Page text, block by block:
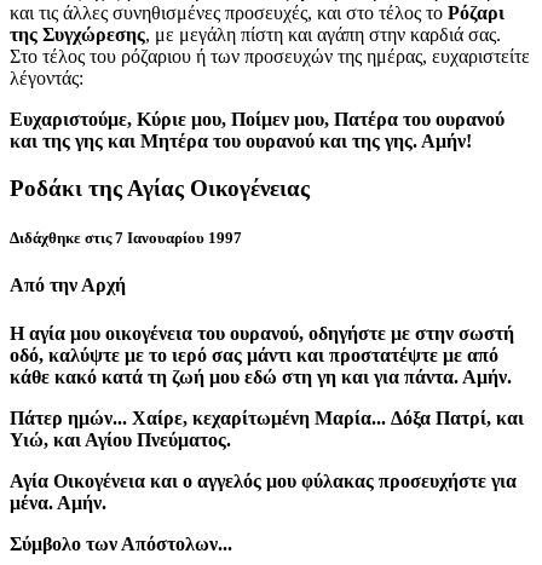
και τις άλλες συνηθισμένες προσευχές, και στο τέλος το Ρόζαρι
της Συγχώρεσης, με μεγάλη πίστη και αγάπη στην καρδιά σας.
Στο τέλος του ρόζαριου ή των προσευχών της ημέρας, ευχαριστείτε
λέγοντάς:
Ευχαριστούμε, Κύριε μου, Ποίμεν μου, Πατέρα του ουρανού
και της γης και Μητέρα του ουρανού και της γης. Αμήν!
Ροδάκι της Αγίας Οικογένειας
Διδάχθηκε στις 7 Ιανουαρίου 1997
Από την Αρχή
Η αγία μου οικογένεια του ουρανού, οδηγήστε με στην σωστή
οδό, καλύψτε με το ιερό σας μάντι και προστατέψτε με από
κάθε κακό κατά τη ζωή μου εδώ στη γη και για πάντα. Αμήν.
Πάτερ ημών... Χαίρε, κεχαρίτωμένη Μαρία... Δόξα Πατρί, και
Υιώ, και Αγίου Πνεύματος.
Αγία Οικογένεια και ο αγγελός μου φύλακας προσευχήστε για
μένα. Αμήν.
Σύμβολο των Απόστολων...